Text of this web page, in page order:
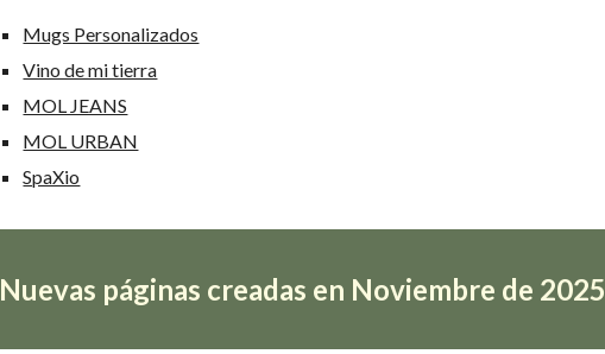
Mugs Personalizados
Vino de mi tierra
MOL JEANS
MOL URBAN
SpaXio
Nuevas páginas creadas en Noviembre de 2025